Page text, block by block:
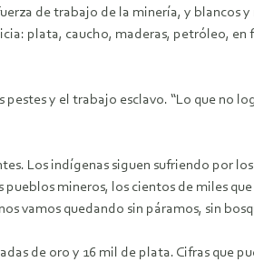
de trabajo de la minería, y blancos
plata, caucho, maderas, petróleo,
y el trabajo esclavo. “Lo que no
Los indígenas siguen sufriendo por
pueblos mineros, los cientos de miles
vamos quedando sin páramos, sin
de oro y 16 mil de plata. Cifras que